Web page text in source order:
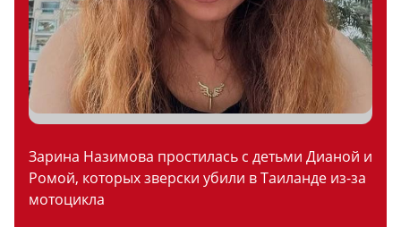
Зарина Назимова простилась с детьми Дианой и
Ромой, которых зверски убили в Таиланде из-за
мотоцикла